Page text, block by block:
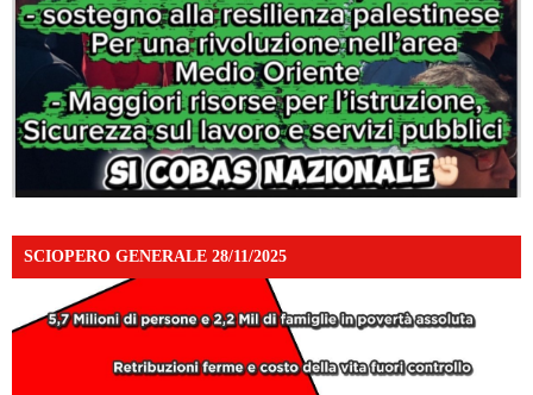
SCIOPERO GENERALE 28/11/2025